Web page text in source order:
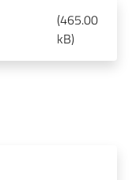
(465.00
kB)